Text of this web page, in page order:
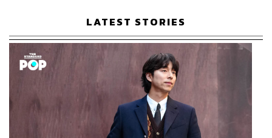
ที่ผ่านมา ททท. เดินหน้าผลักดันความร่วมมือด้านการท่อง
เที่ยวระหว่างไทยและภูฏาน ผ่านการลงนามบันทึกความ
เข้าใจ (MOU) เพื่อส่งเสริมการท่องเที่ยวเชื่อมโยงสอง
อาณาจักร มุ่งดึงดูดนักท่องเที่ยวระดับ High-end และกลุ่ม
LATEST STORIES